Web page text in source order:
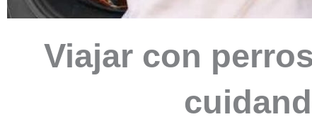
Viajar con